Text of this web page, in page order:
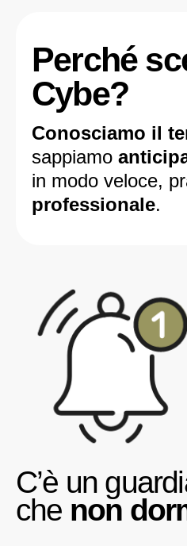
Perché
Cybe?
Conosciamo il
sappiamo
in modo veloce,
professionale.
C’è un
che non